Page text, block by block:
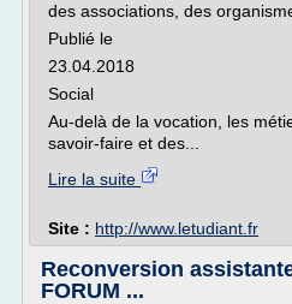
des associations, des
Publié le
23.04.2018
Social
Au-delà de la vocation, les
savoir-faire et des...
Lire la suite
Site : http://www.letudiant.fr
Reconversion
FORUM ...